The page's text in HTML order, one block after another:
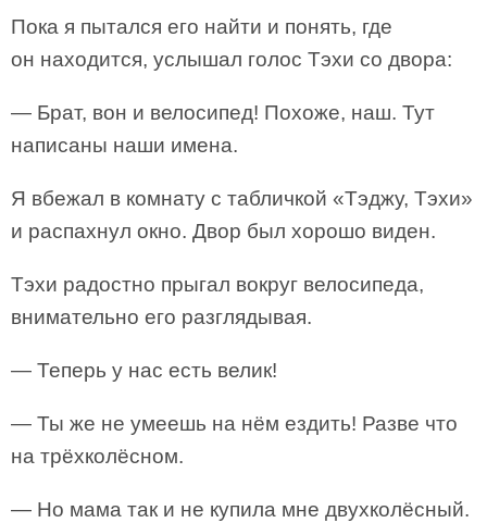
Пока я пытался его найти и понять, где
он находится, услышал голос Тэхи со двора:
— Брат, вон и велосипед! Похоже, наш. Тут
написаны наши имена.
Я вбежал в комнату с табличкой «Тэджу, Тэхи»
и распахнул окно. Двор был хорошо виден.
Тэхи радостно прыгал вокруг велосипеда,
внимательно его разглядывая.
— Теперь у нас есть велик!
— Ты же не умеешь на нём ездить! Разве что
на трёхколёсном.
— Но мама так и не купила мне двухколёсный.